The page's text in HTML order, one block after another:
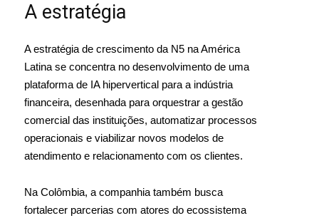
A estratégia
A estratégia de crescimento da N5 na América
Latina se concentra no desenvolvimento de uma
plataforma de IA hipervertical para a indústria
financeira, desenhada para orquestrar a gestão
comercial das instituições, automatizar processos
operacionais e viabilizar novos modelos de
atendimento e relacionamento com os clientes.
Na Colômbia, a companhia também busca
fortalecer parcerias com atores do ecossistema